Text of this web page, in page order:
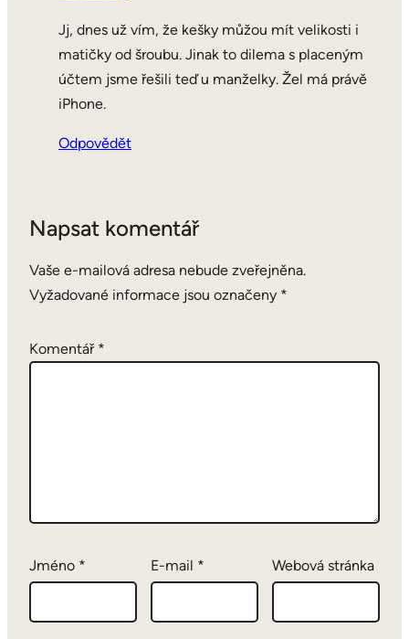
Jj, dnes už vím, že kešky můžou mít velikosti i
matičky od šroubu. Jinak to dilema s placeným
účtem jsme řešili teď u manželky. Žel má právě
iPhone.
Odpovědět
Napsat komentář
Vaše e-mailová adresa nebude zveřejněna.
Vyžadované informace jsou označeny *
Komentář *
Jméno * E-mail * Webová stránka